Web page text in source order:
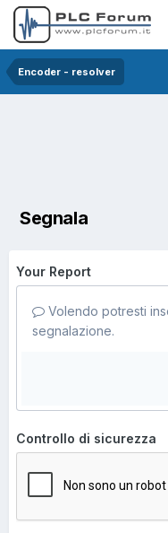
Encoder - resolver
Segnala
Your Report
Volendo potresti
segnalazione.
Controllo di sicurezza